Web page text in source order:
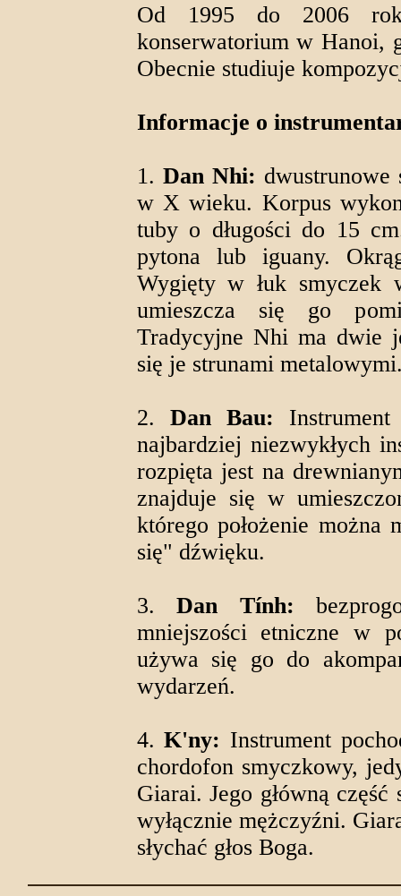
Od 1995 do 2006
konserwatorium w Hanoi,
Obecnie studiuje
Informacje o
1. Dan Nhi:
w X wieku. Korpus
tuby o długości do 15
pytona lub iguany.
Wygięty w łuk smyczek
umieszcza się go
Tradycyjne Nhi ma dwie
się je strunami
2. Dan Bau:
najbardziej niezwykłych
rozpięta jest na
znajduje się w
którego położenie można
się" dźwięku.
3.Dan Tính:
mniejszości etniczne w
używa się go do
wydarzeń.
4.K'ny: Instrument
chordofon smyczkowy,
Giarai. Jego główną
wyłącznie mężczyźni.
słychać głos Boga.